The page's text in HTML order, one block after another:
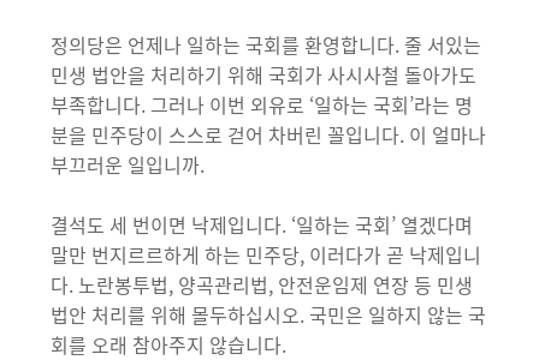
정의당은 언제나 일하는 국회를 환영합니다. 줄 서있는
민생 법안을 처리하기 위해 국회가 사시사철 돌아가도
부족합니다. 그러나 이번 외유로 ‘일하는 국회’라는 명
분을 민주당이 스스로 걷어 차버린 꼴입니다. 이 얼마나
부끄러운 일입니까.
결석도 세 번이면 낙제입니다. ‘일하는 국회’ 열겠다며
말만 번지르르하게 하는 민주당, 이러다가 곧 낙제입니
다. 노란봉투법, 양곡관리법, 안전운임제 연장 등 민생
법안 처리를 위해 몰두하십시오. 국민은 일하지 않는 국
회를 오래 참아주지 않습니다.